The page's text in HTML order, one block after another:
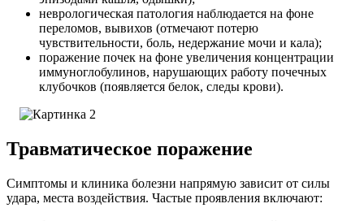
неврологическая патология наблюдается на фоне
переломов, вывихов (отмечают потерю
чувствительности, боль, недержание мочи и кала);
поражение почек на фоне увеличения концентрации
иммуноглобулинов, нарушающих работу почечных
клубочков (появляется белок, следы крови).
Травматическое поражение
Симптомы и клиника болезни напрямую зависит от силы
удара, места воздействия. Частые проявления включают: